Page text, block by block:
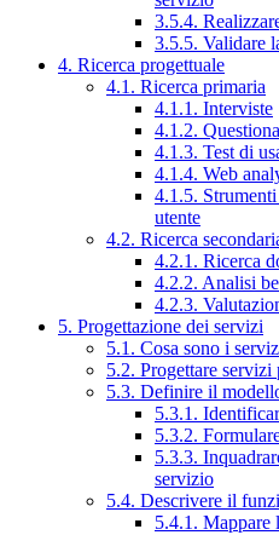
3.5.4.
3.5.5. Validare
4. Ricerca progettuale
4.1. Ricerca primaria
4.1.1. Interviste
4.1.2.
4.1.3. Test di
4.1.4. Web
4.1.5. Strumenti
utente
4.2. Ricerca
4.2.1. Ricerca
4.2.2. Analisi
4.2.3.
5. Progettazione dei servizi
5.1. Cosa sono i
5.2. Progettare
5.3. Definire il
5.3.1.
5.3.2.
5.3.3.
servizio
5.4. Descrivere il
5.4.1. Mappare